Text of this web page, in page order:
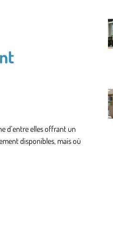
d’entre elles offrant un
disponibles, mais où